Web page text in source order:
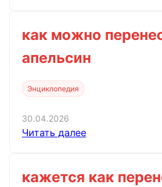
как можно
апельсин
Энциклопедия
30.04.2026
Читать далее
кажется как